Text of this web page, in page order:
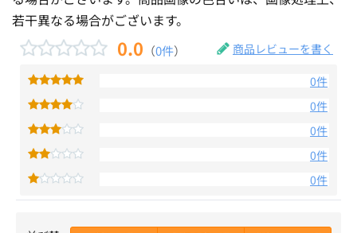
若干異なる場合がございます。
0.0 （0件） 商品レビューを書く
0件
0件
0件
0件
0件